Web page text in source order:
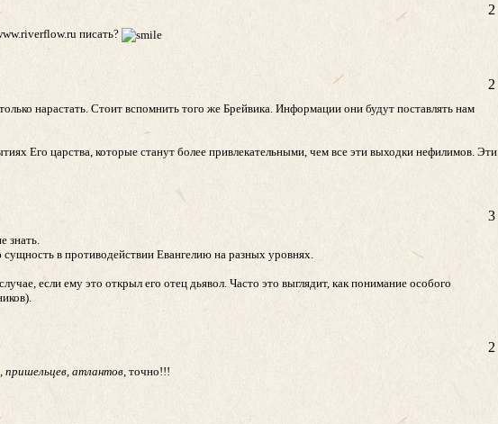
2
писать?
2
нарастать. Стоит вспомнить того же Брейвика. Информации они будут поставлять нам
Его царства, которые станут более привлекательными, чем все эти выходки нефилимов. Эти
3
знать.
в противодействии Евангелию на разных уровнях.
если ему это открыл его отец дьявол. Часто это выглядит, как понимание особого
2
пришельцев, атлантов , точно!!!